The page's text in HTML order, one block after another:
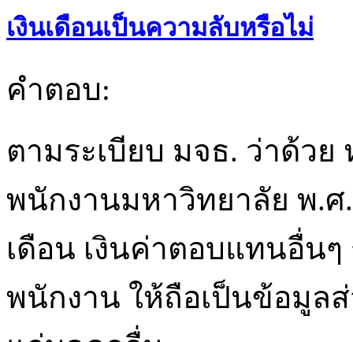
เงินเดือนเป็นความลับหรือไม่
คำตอบ:
ตามระเบียบ มจธ. ว่าด้วย
พนักงานมหาวิทยาลัย พ.ศ
เดือน เงินค่าตอบแทนอื่นๆ
พนักงาน ให้ถือเป็นข้อมูล